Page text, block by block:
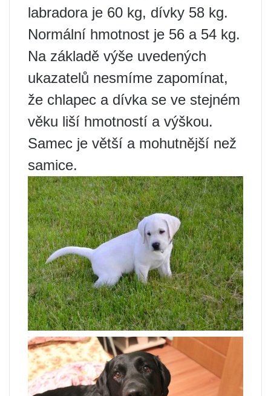
labradora je 60 kg, dívky 58 kg.
Normální hmotnost je 56 a 54 kg.
Na základě výše uvedených
ukazatelů nesmíme zapomínat,
že chlapec a dívka se ve stejném
věku liší hmotností a výškou.
Samec je větší a mohutnější než
samice.